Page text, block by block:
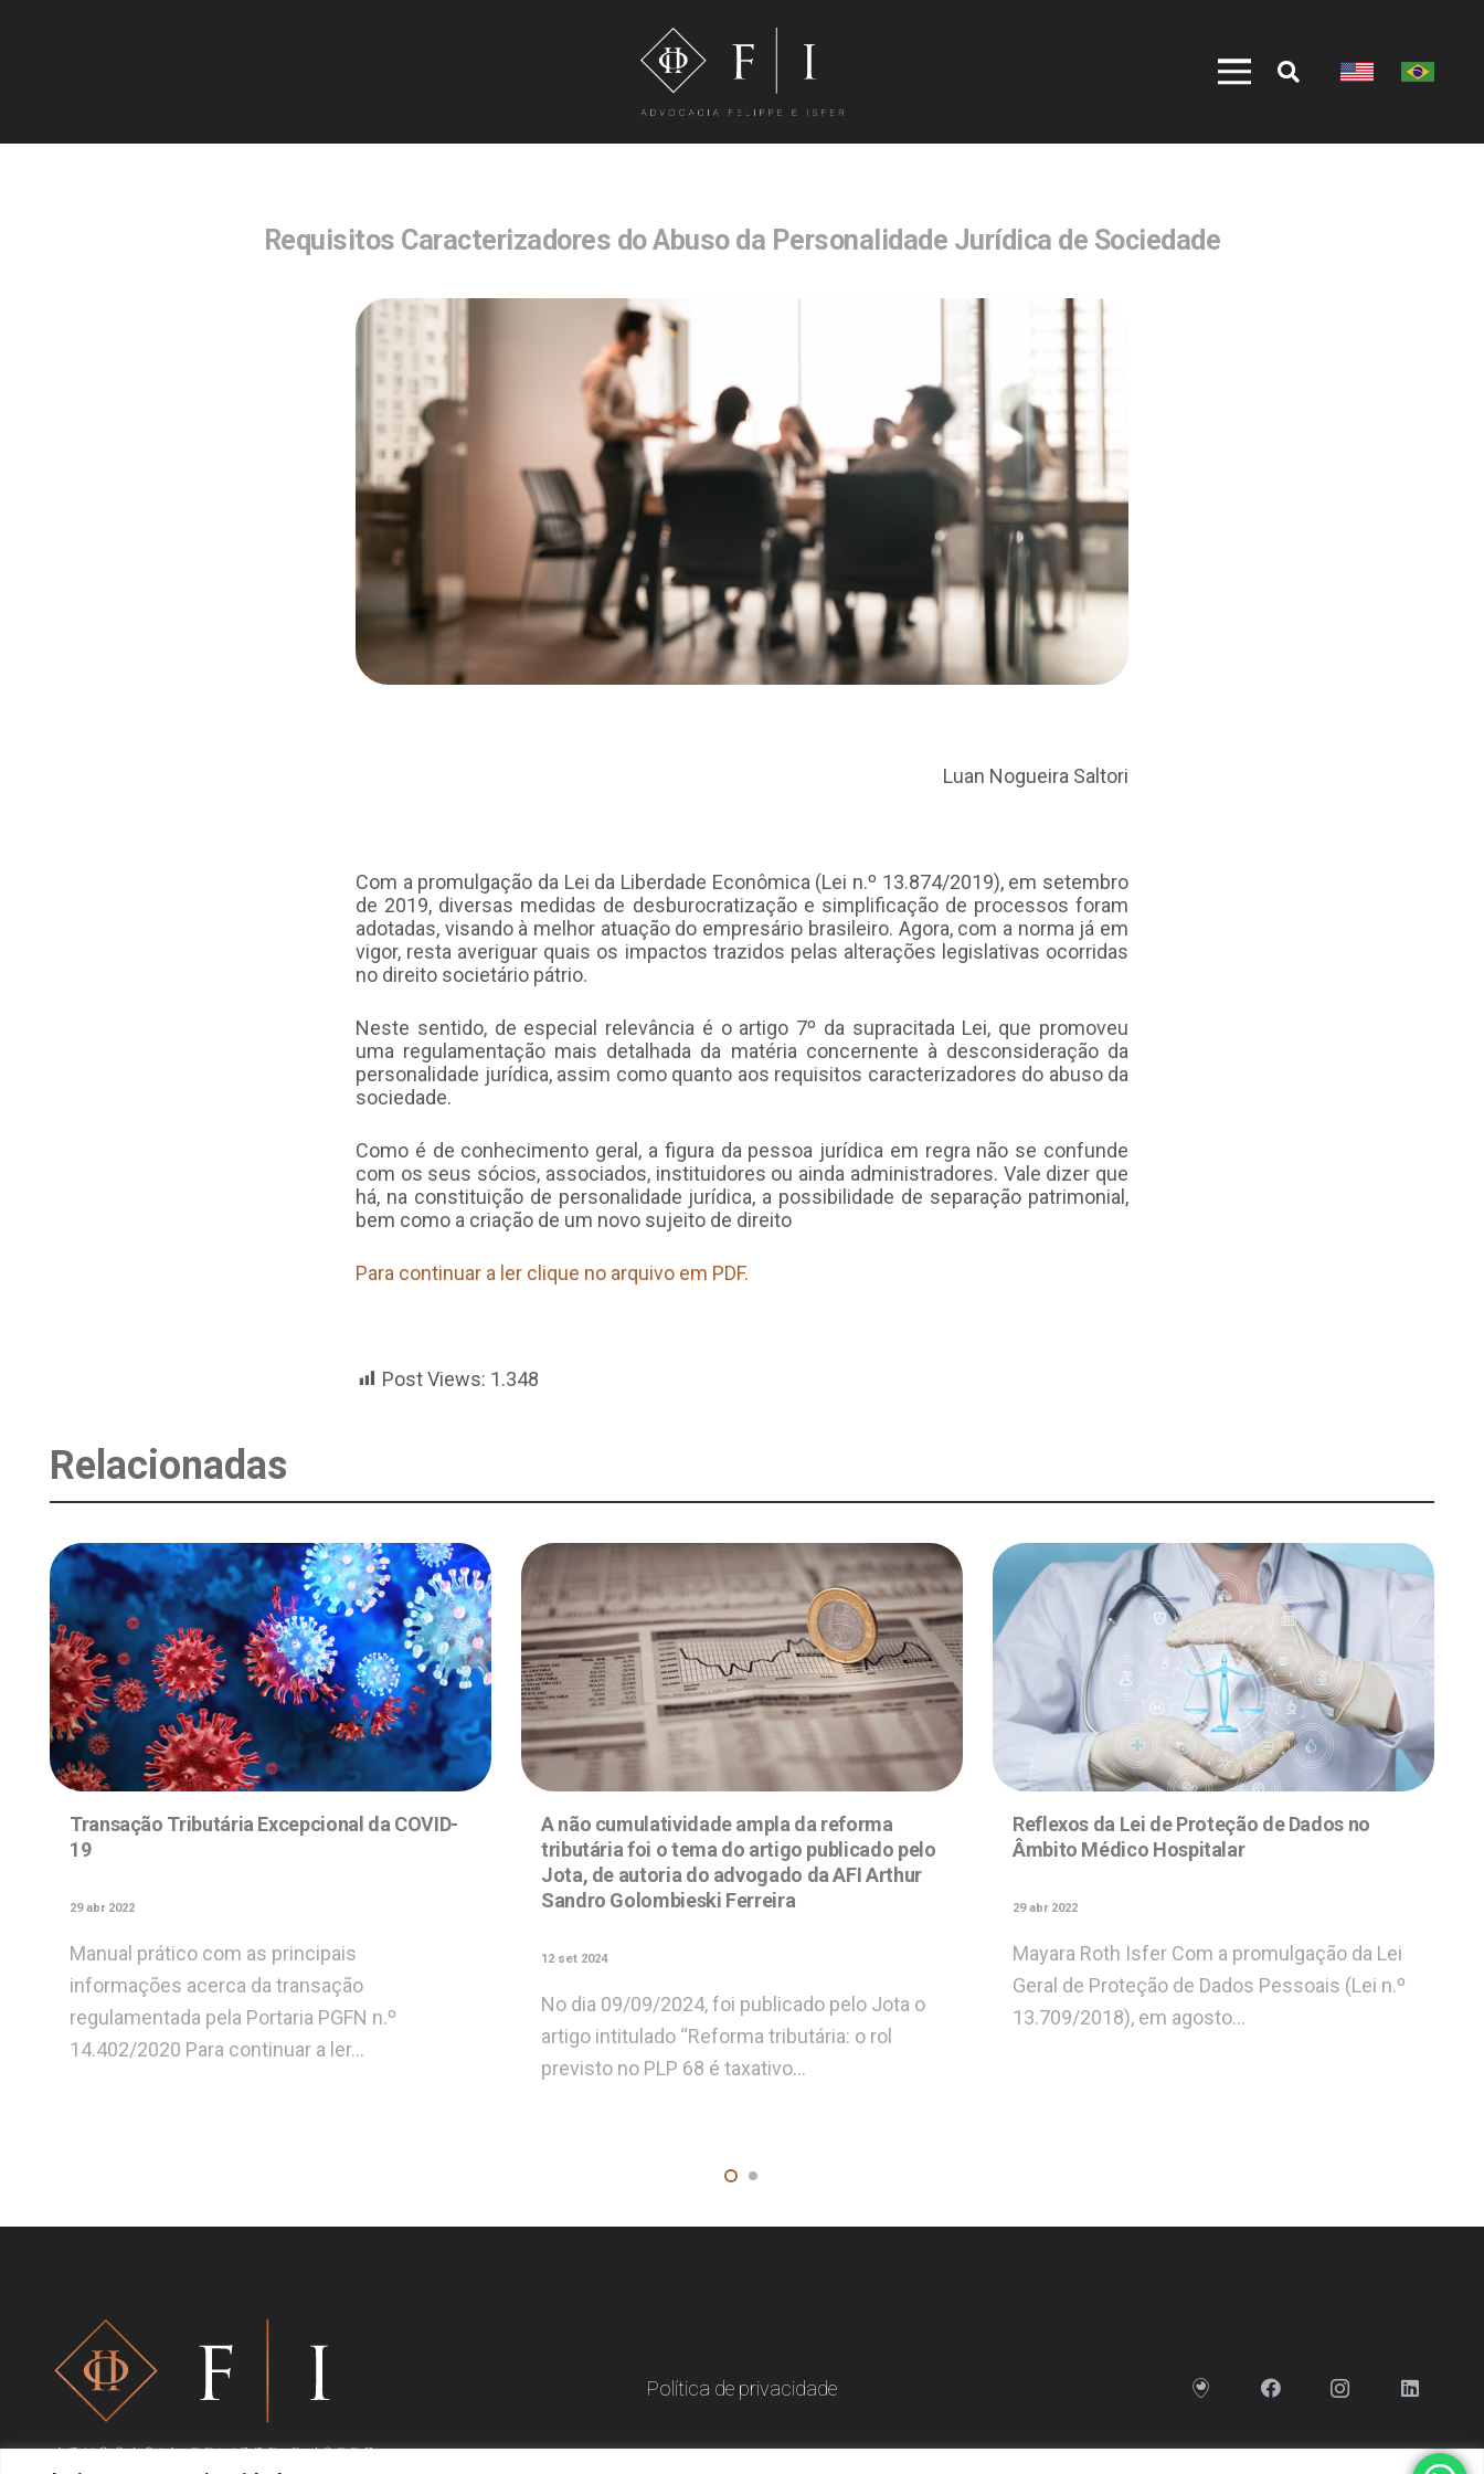
Requisitos Caracterizadores do Abuso da Personalidade Jurídica de Sociedade
Luan Nogueira Saltori
Com a promulgação da Lei da Liberdade Econômica (Lei n.º 13.874/2019), em setembro
de 2019, diversas medidas de desburocratização e simplificação de processos foram
adotadas, visando à melhor atuação do empresário brasileiro. Agora, com a norma já em
vigor, resta averiguar quais os impactos trazidos pelas alterações legislativas ocorridas
no direito societário pátrio.
Neste sentido, de especial relevância é o artigo 7º da supracitada Lei, que promoveu
uma regulamentação mais detalhada da matéria concernente à desconsideração da
personalidade jurídica, assim como quanto aos requisitos caracterizadores do abuso da
sociedade.
Como é de conhecimento geral, a figura da pessoa jurídica em regra não se confunde
com os seus sócios, associados, instituidores ou ainda administradores. Vale dizer que
há, na constituição de personalidade jurídica, a possibilidade de separação patrimonial,
bem como a criação de um novo sujeito de direito
Para continuar a ler clique no arquivo em PDF.
Post Views: 1.348
Relacionadas
Transação Tributária Excepcional da COVID-
19
29 abr 2022
Manual prático com as principais
informações acerca da transação
regulamentada pela Portaria PGFN n.º
14.402/2020 Para continuar a ler…
A não cumulatividade ampla da reforma
tributária foi o tema do artigo publicado pelo
Jota, de autoria do advogado da AFI Arthur
Sandro Golombieski Ferreira
12 set 2024
No dia 09/09/2024, foi publicado pelo Jota o
artigo intitulado “Reforma tributária: o rol
previsto no PLP 68 é taxativo…
Reflexos da Lei de Proteção de Dados no
Âmbito Médico Hospitalar
29 abr 2022
Mayara Roth Isfer Com a promulgação da Lei
Geral de Proteção de Dados Pessoais (Lei n.º
13.709/2018), em agosto…
Política de privacidade